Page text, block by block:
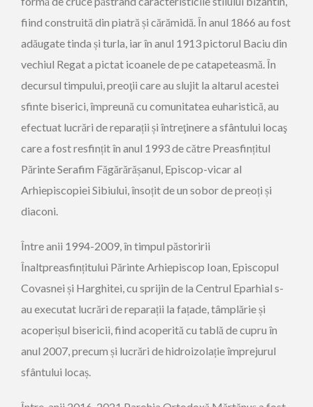
fiind construită din piatră și cărămidă. În anul 1866 au fost
adăugate tinda și turla, iar în anul 1913 pictorul Baciu din
vechiul Regat a pictat icoanele de pe catapeteasmă. În
decursul timpului, preoţii care au slujit la altarul acestei
sfinte biserici, împreună cu comunitatea euharistică, au
efectuat lucrări de reparații și întreţinere a sfântului locaş
care a fost resfințit în anul 1993 de către Preasfințitul
Părinte Serafim Făgărărășanul, Episcop-vicar al
Arhiepiscopiei Sibiului, însoțit de un sobor de preoți și
diaconi.
Între anii 1994-2009, în timpul păstoririi
Înaltpreasfințitului Părinte Arhiepiscop Ioan, Episcopul
Covasnei și Harghitei, cu sprijin de la Centrul Eparhial s-
au executat lucrări de reparații la fațade, tâmplărie și
acoperișul bisericii, fiind acoperită cu tablă de cupru în
anul 2007, precum și lucrări de hidroizolație împrejurul
sfântului locaș.